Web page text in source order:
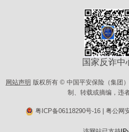
国家反诈中
网站声明 版权所有 © 中国平安保险（集团
制、转载或摘编，违
粤ICP备06118290号-16 |粤公网